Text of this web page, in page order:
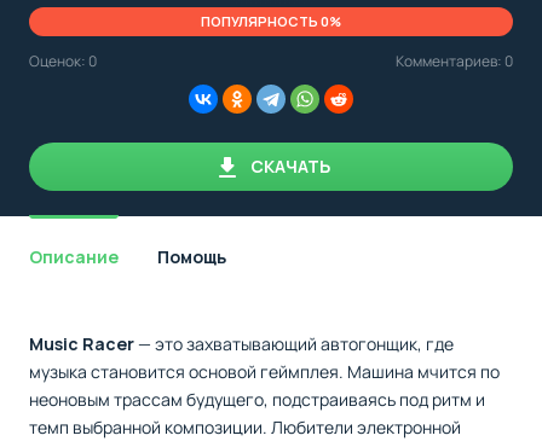
указываем
минимальные
необходимые
для
корректной
работы
ПОПУЛЯРНОСТЬ 0%
Оценок: 0 Комментариев: 0
СКАЧАТЬ
Описание Помощь
Music Racer— это захватывающий автогонщик, где
музыка становится основой геймплея. Машина мчится по
неоновым трассам будущего, подстраиваясь под ритм и
темп выбранной композиции. Любители электронной